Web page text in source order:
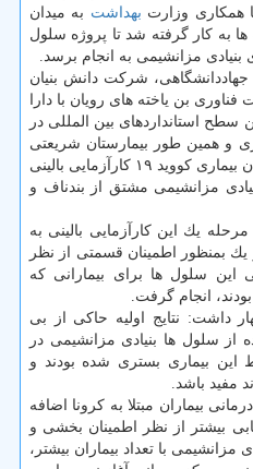
همكاری وزارت بهداشت به میدان
به كار گرفته شد تا پروژه سلول
مزانشیمی به انجام برسد.
شركت دانش بنیان
بن یاخته های رویان با دارا
سطح استانداردهای بین المللی در
و همین طور بیمارستان شریعتی
با یك تیم تخصصی كارآمد در درمان بیماری كووید ۱۹ كارآزمایی بالینی
مزانشیمی مشتق از بندناف و
یك این كارآزمایی بالینی به
بمنظور اطمینان قسمتی از نظر
این سلول ها برای بیمارانی كه
انجام گرفت.
داشت: نتایج اولیه حاكی از بی
سلول ها بنیادی مزانشیمی در
این بیماری بستری شده بودند و
مفید باشد.
بیماران مبتلا به كرونا اضافه
بیشتر از نظر اطمینان بخشی و
مزانشیمی با تعداد بیماران بیشتر،